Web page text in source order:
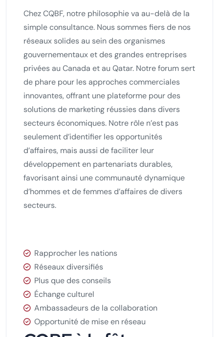
Chez CQBF, notre philosophie va au-delà de la
simple consultance. Nous sommes fiers de nos
réseaux solides au sein des organismes
gouvernementaux et des grandes entreprises
privées au Canada et au Qatar. Notre forum sert
de phare pour les approches commerciales
innovantes, offrant une plateforme pour des
solutions de marketing réussies dans divers
secteurs économiques. Notre rôle n’est pas
seulement d’identifier les opportunités
d’affaires, mais aussi de faciliter leur
développement en partenariats durables,
favorisant ainsi une communauté dynamique
d’hommes et de femmes d’affaires de divers
secteurs.
Rapprocher les nations
Réseaux diversifiés
Plus que des conseils
Échange culturel
Ambassadeurs de la collaboration
Opportunité de mise en réseau